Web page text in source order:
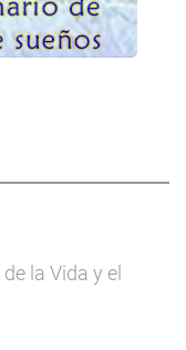
la Vida y el